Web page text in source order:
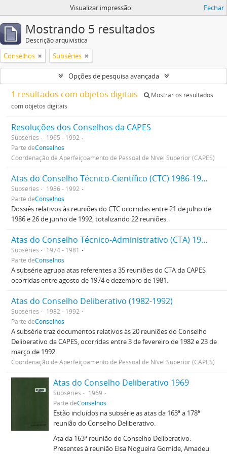
Visualizar impressão Fechar
Mostrando 5 resultados
Descrição arquivística
Conselhos Subséries
Opções de pesquisa avançada
1 resultados com objetos digitais
Mostrar os resultados
com objetos digitais
Resoluções dos Conselhos da CAPES
Subséries
1965 - 1992
Parte deConselhos
Coordenação de Aperfeiçoamento de Pessoal de Nível Superior (CAPES)
Atas do Conselho Técnico-Científico (CTC) 1986-1992
Subséries
1986 - 1992
Parte deConselhos
Dossiês relativos às reuniões do CTC ocorridas entre 21 de julho de
1986 e 26 de junho de 1992, totalizando 22 reuniões.
Atas do Conselho Técnico-Administrativo (CTA) 1974-1981
Subséries
1974 - 1981
Parte deConselhos
A subsérie agrupa atas referentes a 35 reuniões do CTA da CAPES
ocorridas entre agosto de 1974 e dezembro de 1981.
Atas do Conselho Deliberativo (1982-1992)
Subséries
1982 - 1992
Parte deConselhos
A subsérie traz documentos relativos às 20 reuniões do Conselho
Deliberativo da CAPES, ocorridas entre 3 de fevereiro de 1982 e 23 de
março de 1992.
Coordenação de Aperfeiçoamento de Pessoal de Nível Superior (CAPES)
Atas do Conselho Deliberativo 1969
Subséries
1969
Parte deConselhos
Estão incluídos na subsérie as atas da 163ª a 178ª
reunião do Conselho Deliberativo.
Ata da 163ª reunião do Conselho Deliberativo:
Presentes à reunião Elsa Nogueira Gomide, Amadeu